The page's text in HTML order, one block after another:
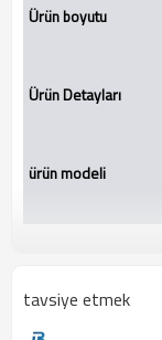
Ürün boyutu
Ürün Detayları
ürün modeli
tavsiye etmek